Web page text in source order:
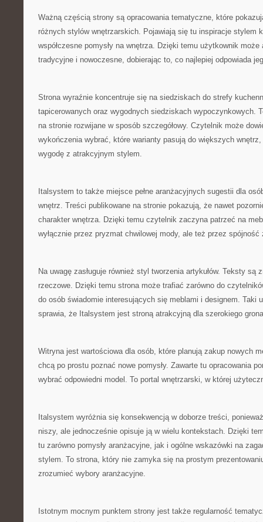
Ważną częścią strony są opracowania tematyczne, które
różnych stylów wnętrzarskich. Pojawiają się tu inspiracje stylem
współczesne pomysły na wnętrza. Dzięki temu użytkownik może
tradycyjne i nowoczesne, dobierając to, co najlepiej odpowiada
Strona wyraźnie koncentruje się na siedziskach do strefy
tapicerowanych oraz wygodnych siedziskach wypoczynkowych.
na stronie rozwijane w sposób szczegółowy. Czytelnik może
wykończenia wybrać, które warianty pasują do większych
wygodę z atrakcyjnym stylem.
Italsystem to także miejsce pełne aranżacyjnych sugestii dla
wnętrz. Treści publikowane na stronie pokazują, że nawet
charakter wnętrza. Dzięki temu czytelnik zaczyna patrzeć na
wyłącznie przez pryzmat chwilowej mody, ale też przez spójność
Na uwagę zasługuje również styl tworzenia artykułów. Teksty są
rzeczowe. Dzięki temu strona może trafiać zarówno do
do osób świadomie interesujących się meblami i designem. Taki
sprawia, że Italsystem jest stroną atrakcyjną dla szerokiego
Witryna jest wartościowa dla osób, które planują zakup nowych
chcą po prostu poznać nowe pomysły. Zawarte tu opracowania
wybrać odpowiedni model. To portal wnętrzarski, w której
Italsystem wyróżnia się konsekwencją w doborze treści,
niszy, ale jednocześnie opisuje ją w wielu kontekstach. Dzięki
tu zarówno pomysły aranżacyjne, jak i ogólne wskazówki na
stylem. To strona, który nie zamyka się na prostym
zrozumieć wybory aranżacyjne.
Istotnym mocnym punktem strony jest także regularność